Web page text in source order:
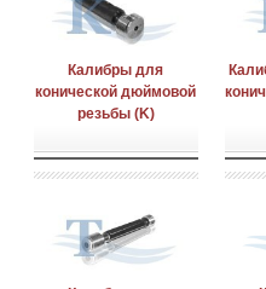
Калибры для
конической дюймовой
резьбы (K)